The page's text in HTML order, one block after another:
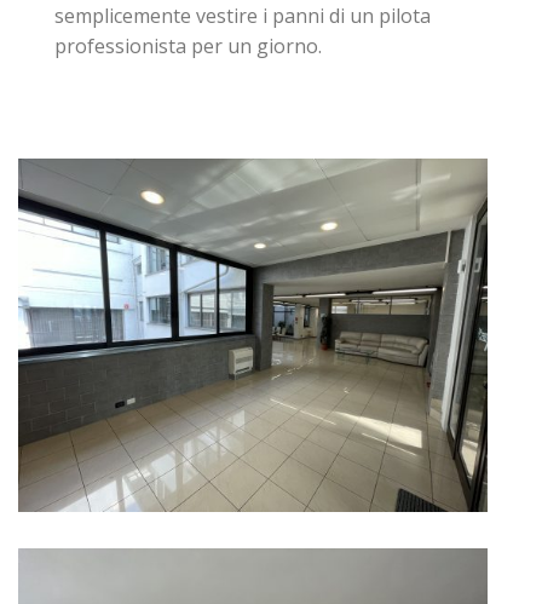
semplicemente vestire i panni di un pilota
professionista per un giorno.